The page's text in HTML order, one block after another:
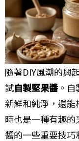
隨著DIY風潮的興
試自製堅果醬 。
新鮮和純淨，還
時也是一種有趣
醬的一些重要技巧